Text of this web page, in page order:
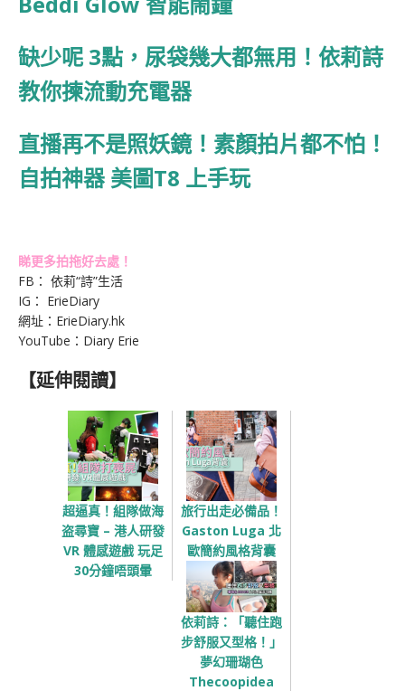
缺少呢 3點，尿袋幾大都無用！依莉詩
教你揀流動充電器
直播再不是照妖鏡！素顏拍片都不怕！
自拍神器 美圖T8 上手玩
睇更多拍拖好去處！
FB： 依莉“詩”生活
IG： ErieDiary
網址：ErieDiary.hk
YouTube：Diary Erie
【延伸閱讀】
超逼真！組隊做海
盗尋寶 – 港人研發
VR 體感遊戲 玩足
30分鐘唔頭暈
旅行出走必備品！
Gaston Luga 北
歐簡約風格背囊
依莉詩：「聽住跑
步舒服又型格！」
夢幻珊瑚色
Thecoopidea